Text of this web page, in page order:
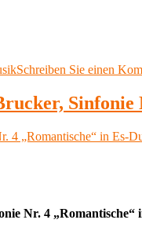
Schreiben Sie einen
Sinfonie
Nr. 4 „Romantische“